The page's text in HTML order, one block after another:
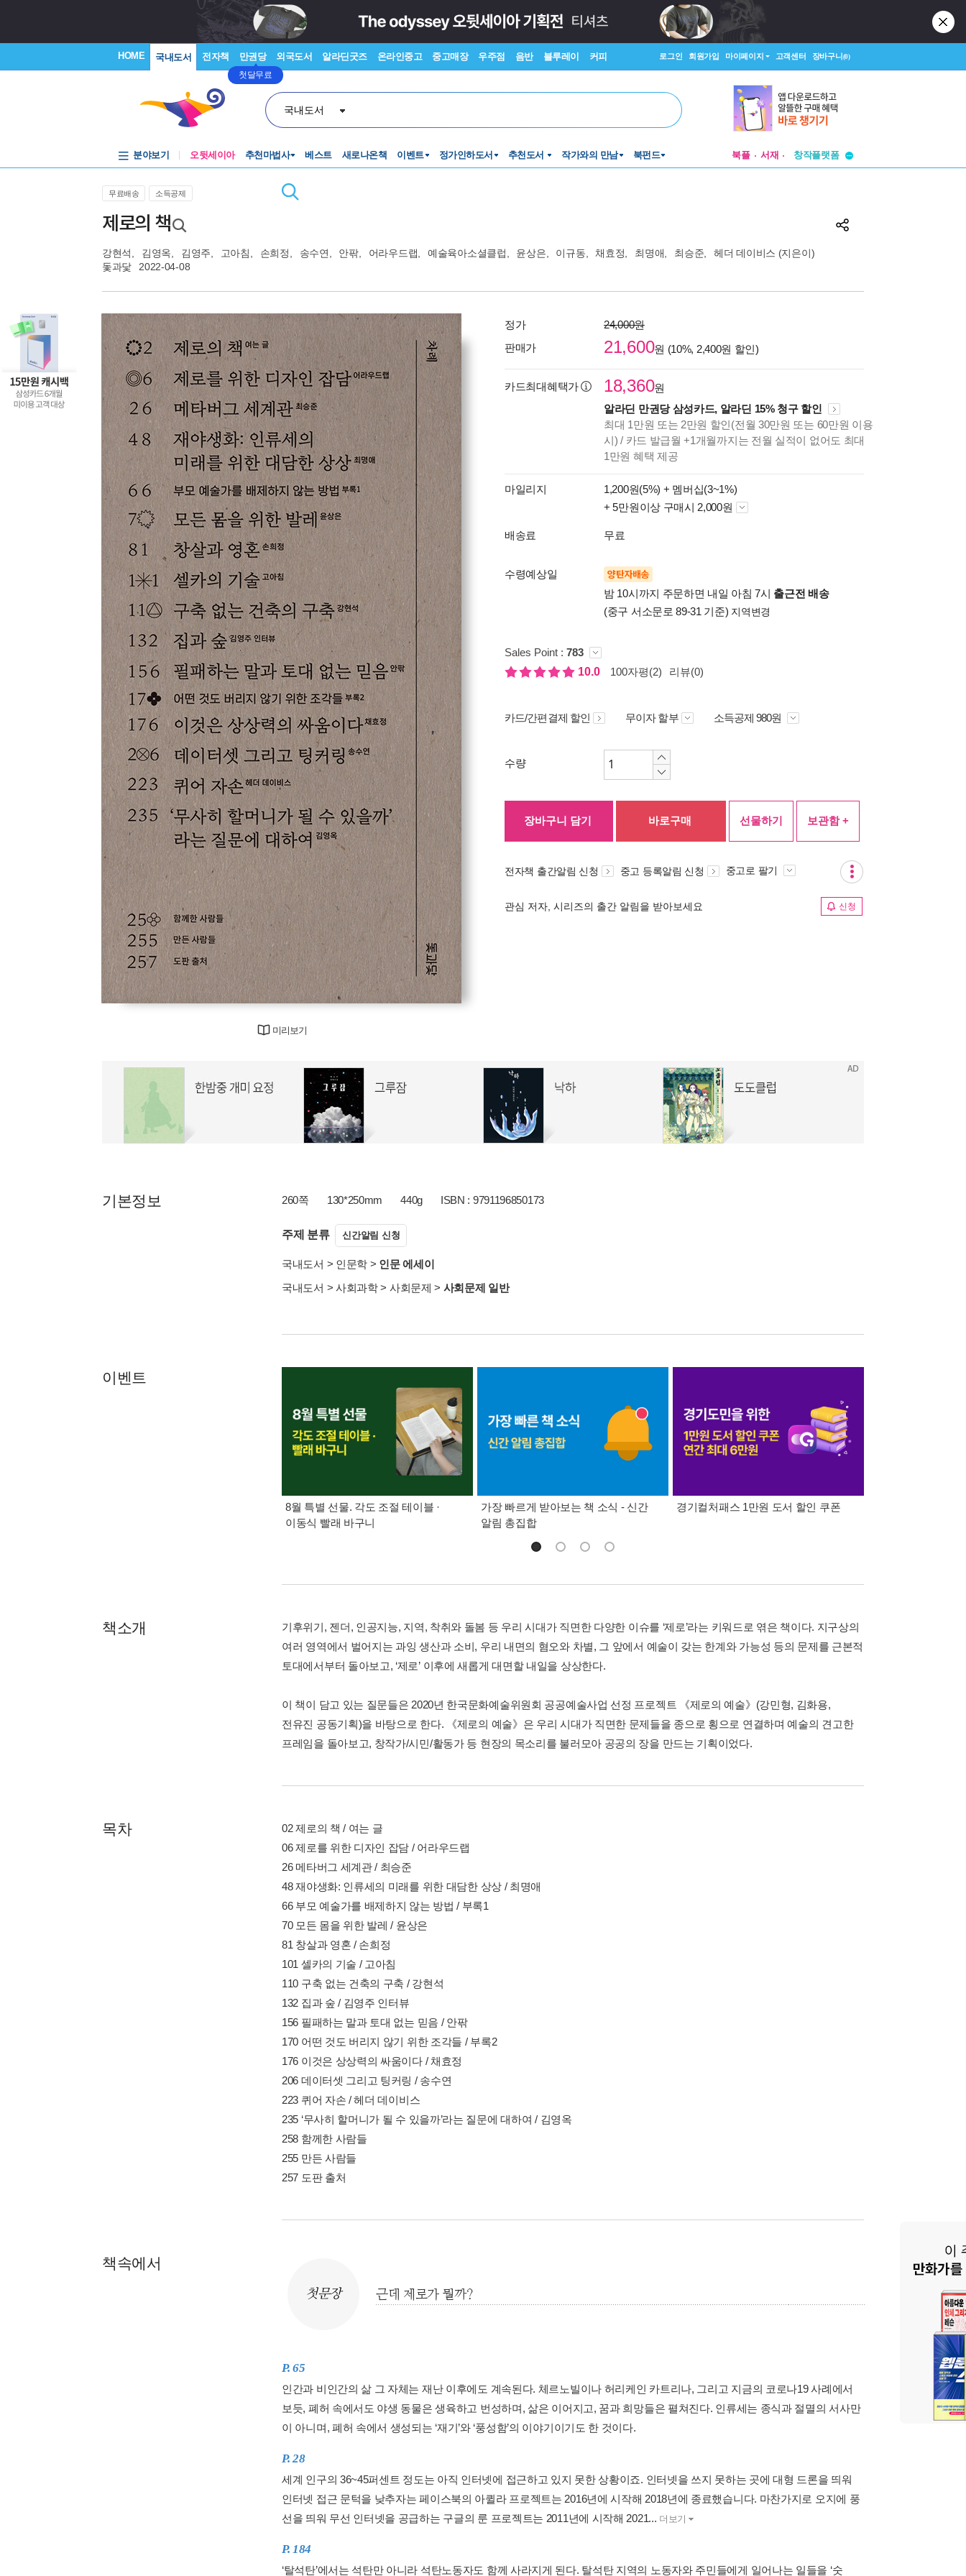
HOME 국내도서 전자책 만권당
첫달무료
외국도서 알라딘굿즈 온라인중고 중고매장 우주점 음반 블루레이 커피 로그인 회원가입 마이페이지 고객센터 장바구니(0)
국내도서
분야보기 오뒷세이아 추천마법사 베스트 새로나온책 이벤트 정가인하도서 추천도서 작가와의 만남 북펀드 북플 서재
투비컨티뉴드
투비컨티뉴드
무료배송 소득공제
제로의 책
강현석 김영옥 김영주 고아침 손희정 송수연 안팎, 어라우드랩 예술육아소셜클럽 윤상은 이규동 채효정 최명애 최승준 헤더 데이비스 (지은이)
돛과닻
2022-04-08
미리보기
정가
24,000원
판매가
21,600원 (10%, 2,400원 할인)
카드최대혜택가 18,360원
알라딘 만권당 삼성카드, 알라딘 15% 청구 할인
최대 1만원 또는 2만원 할인(전월 30만원 또는 60만원 이용
시) / 카드 발급월 +1개월까지는 전월 실적이 없어도 최대
1만원 혜택 제공
마일리지 1,200원(5%) + 멤버십(3~1%)
+ 5만원이상 구매시 2,000원
배송료 무료
수령예상일 양탄자배송
밤 10시까지 주문하면 내일 아침 7시 출근전 배송
(중구 서소문로 89-31 기준) 지역변경
Sales Point : 783
10.0
100자평(2) 리뷰(0)
카드/간편결제 할인 무이자 할부 소득공제 980원
수량
장바구니 담기 바로구매 선물하기 보관함 +
전자책 출간알림 신청 중고 등록알림 신청 중고로 팔기
관심 저자, 시리즈의 출간 알림을 받아보세요 신청
기본정보 260쪽 130*250mm 440g ISBN : 9791196850173
주제 분류 신간알림 신청
국내도서 > 인문학 > 인문 에세이
국내도서 > 사회과학> 사회문제 > 사회문제 일반
이벤트
8월 특별 선물. 각도 조절 테이블 ·
이동식 빨래 바구니
가장 빠르게 받아보는 책 소식 - 신간
알림 총집합
경기컬처패스 1만원 도서 할인 쿠폰
책소개
기후위기, 젠더, 인공지능, 지역, 착취와 돌봄 등 우리 시대가 직면한 다양한 이슈를 ‘제로’라는 키워드로 엮은 책이다. 지구상의
여러 영역에서 벌어지는 과잉 생산과 소비, 우리 내면의 혐오와 차별, 그 앞에서 예술이 갖는 한계와 가능성 등의 문제를 근본적
토대에서부터 돌아보고, ‘제로’ 이후에 새롭게 대면할 내일을 상상한다.
이 책이 담고 있는 질문들은 2020년 한국문화예술위원회 공공예술사업 선정 프로젝트 《제로의 예술》(강민형, 김화용,
전유진 공동기획)을 바탕으로 한다. 《제로의 예술》은 우리 시대가 직면한 문제들을 종으로 횡으로 연결하며 예술의 견고한
프레임을 돌아보고, 창작가/시민/활동가 등 현장의 목소리를 불러모아 공공의 장을 만드는 기획이었다.
목차
02 제로의 책 / 여는 글
06 제로를 위한 디자인 잡담 / 어라우드랩
26 메타버그 세계관 / 최승준
48 재야생화: 인류세의 미래를 위한 대담한 상상 / 최명애
66 부모 예술가를 배제하지 않는 방법 / 부록1
70 모든 몸을 위한 발레 / 윤상은
81 창살과 영혼 / 손희정
101 셀카의 기술 / 고아침
110 구축 없는 건축의 구축 / 강현석
132 집과 숲 / 김영주 인터뷰
156 필패하는 말과 토대 없는 믿음 / 안팎
170 어떤 것도 버리지 않기 위한 조각들 / 부록2
176 이것은 상상력의 싸움이다 / 채효정
206 데이터셋 그리고 팅커링 / 송수연
223 퀴어 자손 / 헤더 데이비스
235 ‘무사히 할머니가 될 수 있을까’라는 질문에 대하여 / 김영옥
258 함께한 사람들
255 만든 사람들
257 도판 출처
책속에서
첫문장 근데 제로가 뭘까?
P. 65
인간과 비인간의 삶 그 자체는 재난 이후에도 계속된다. 체르노빌이나 허리케인 카트리나, 그리고 지금의 코로나19 사례에서
보듯, 폐허 속에서도 야생 동물은 생육하고 번성하며, 삶은 이어지고, 꿈과 희망들은 펼쳐진다. 인류세는 종식과 절멸의 서사만
이 아니며, 폐허 속에서 생성되는 ‘재기’와 ‘풍성함’의 이야기이기도 한 것이다.
P. 28
세계 인구의 36~45퍼센트 정도는 아직 인터넷에 접근하고 있지 못한 상황이죠. 인터넷을 쓰지 못하는 곳에 대형 드론을 띄워
인터넷 접근 문턱을 낮추자는 페이스북의 아퀼라 프로젝트는 2016년에 시작해 2018년에 종료했습니다. 마찬가지로 오지에 풍
선을 띄워 무선 인터넷을 공급하는 구글의 룬 프로젝트는 2011년에 시작해 2021... 더보기
P. 184
‘탈석탄’에서는 석탄만 아니라 석탄노동자도 함께 사라지게 된다. 탈석탄 지역의 노동자와 주민들에게 일어나는 일들을 ‘숫